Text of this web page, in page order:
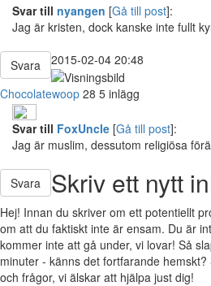
Svar till nyangen [Gå till post]:
Jag är kristen, dock kanske inte fullt
Svara
2015-02-04 20:48
Chocolatewoop 28 5 inlägg
Svar till FoxUncle [Gå till post]:
Jag är muslim, dessutom religiösa
Svara Skriv ett nytt
Hej! Innan du skriver om ett potentiellt
om att du faktiskt inte är ensam. Du är
kommer inte att gå under, vi lovar! Så
minuter - känns det fortfarande
och frågor, vi älskar att hjälpa just dig!